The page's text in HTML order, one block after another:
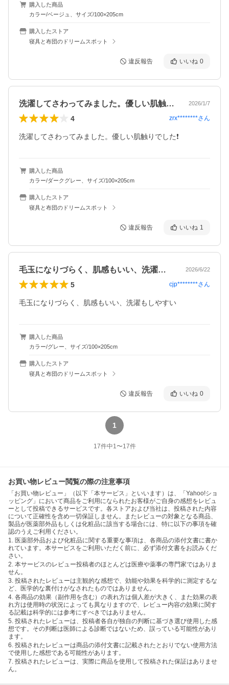
購入した商品
カラー/ベージュ、サイズ/100×205cm
購入したストア
寝具と布団のドリームスポット
違反報告 いいね 0
洗濯してさわってみました。優しい肌触り… 2026/1/7
4 zrx********さん
洗濯してさわってみました。優しい肌触りでした❗️
購入した商品
カラー/ダークグレー、サイズ/100×205cm
購入したストア
寝具と布団のドリームスポット
違反報告 いいね 1
毛玉になりづらく、肌感もいい、洗濯もし… 2026/6/22
5 cjp********さん
毛玉になりづらく、肌感もいい、洗濯もしやすい
購入した商品
カラー/グレー、サイズ/100×205cm
購入したストア
寝具と布団のドリームスポット
違反報告 いいね 0
1
17件中1〜17件
お買い物レビュー閲覧の際の注意事項
「お買い物レビュー」（以下「本サービス」といいます）は、「Yahoo!ショ
ッピング」において商品をご利用になられたお客様がご自身の感想をレビュ
ーとして投稿できるサービスです。各ストアおよび当社は、投稿された内容
について正確性を含め一切保証しません。またレビューの対象となる商品、
製品が医薬部外品もしくは化粧品に該当する場合には、特に以下の事項を確
認のうえご利用ください。
1. 医薬部外品および化粧品に関する重要な事項は、各商品の添付文書に書か
れています。本サービスをご利用いただく前に、必ず添付文書をお読みくだ
さい。
2. 本サービスのレビュー投稿者のほとんどは医療や薬事の専門家ではありま
せん。
3. 投稿されたレビューは主観的な感想で、効能や効果を科学的に測定するな
ど、医学的な裏付けがなされたものではありません。
4. 各商品の効果（副作用を含む）の表れ方は個人差が大きく、また効果の表
れ方は使用時の状況によっても異なりますので、レビュー内容の効果に関す
る記載は科学的には参考にすべきではありません。
5. 投稿されたレビューは、投稿者各自が独自の判断に基づき選び使用した感
想です。その判断は医師による診断ではないため、誤っている可能性があり
ます。
6. 投稿されたレビューは商品の添付文書に記載されたとおりでない使用方法
で使用した感想である可能性があります。
7. 投稿されたレビューは、実際に商品を使用して投稿された保証はありませ
ん。